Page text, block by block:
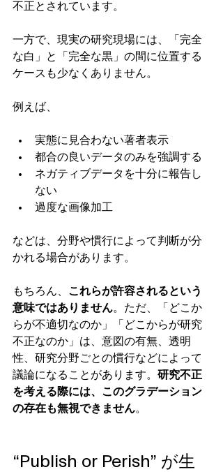
不正とされています。
一方で、現実の研究現場には、「完全
な白」と「完全な黒」の間に位置する
ケースも少なくありません。
例えば、
実態に見合わない著者表示
都合の良いデータのみを強調する
ネガティブデータを十分に報告し
ない
過度な画像加工
などは、分野や慣行によって判断が分
かれる場合があります。
もちろん、 これらが許容されるという
意味ではありません。ただ、「どこか
らが不適切なのか」「どこからが研究
不正なのか」は、意図の有無、透明
性、研究分野ごとの慣行などによって
議論になることがあります。 研究不正
を考える際には、このグラデーション
の存在も無視できません。
“Publish or Perish” が生